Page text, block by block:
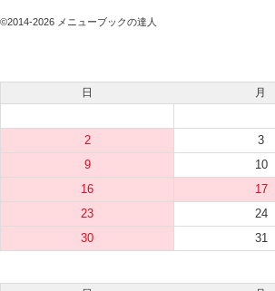
©2014-2026 メニューブックの達人
日 月
2
3
9
10
16
17
23
24
30
31